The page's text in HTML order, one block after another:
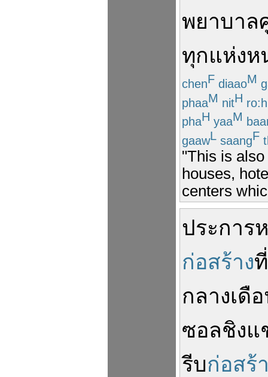
พยาบาล
ทุกแห่งห
chenF diaaoM
phaaM nitH
phaH yaaM
gaawL saangF
"This is
houses,
centers
ประการ
ก่อสร้างที่
กลางเดื
ซอลชิงแ
รีบก่อสร้